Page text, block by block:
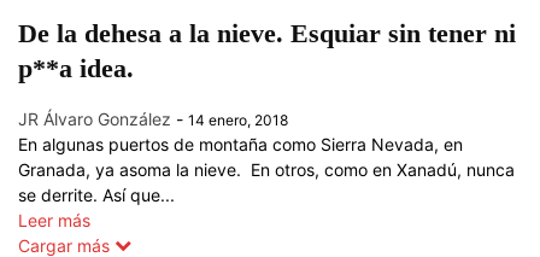
De la dehesa a la nieve. Esquiar sin tener ni
p**a idea.
JR Álvaro González - 14 enero, 2018
En algunas puertos de montaña como Sierra Nevada, en
Granada, ya asoma la nieve. En otros, como en Xanadú, nunca
se derrite. Así que...
Leer más
Cargar más